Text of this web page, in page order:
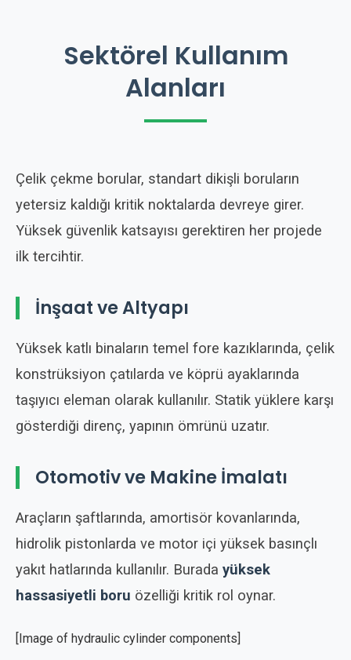
Sektörel Kullanım
Alanları
Çelik çekme borular, standart dikişli boruların
yetersiz kaldığı kritik noktalarda devreye girer.
Yüksek güvenlik katsayısı gerektiren her projede
ilk tercihtir.
İnşaat ve Altyapı
Yüksek katlı binaların temel fore kazıklarında, çelik
konstrüksiyon çatılarda ve köprü ayaklarında
taşıyıcı eleman olarak kullanılır. Statik yüklere karşı
gösterdiği direnç, yapının ömrünü uzatır.
Otomotiv ve Makine İmalatı
Araçların şaftlarında, amortisör kovanlarında,
hidrolik pistonlarda ve motor içi yüksek basınçlı
yakıt hatlarında kullanılır. Burada yüksek
hassasiyetli boru özelliği kritik rol oynar.
[Image of hydraulic cylinder components]